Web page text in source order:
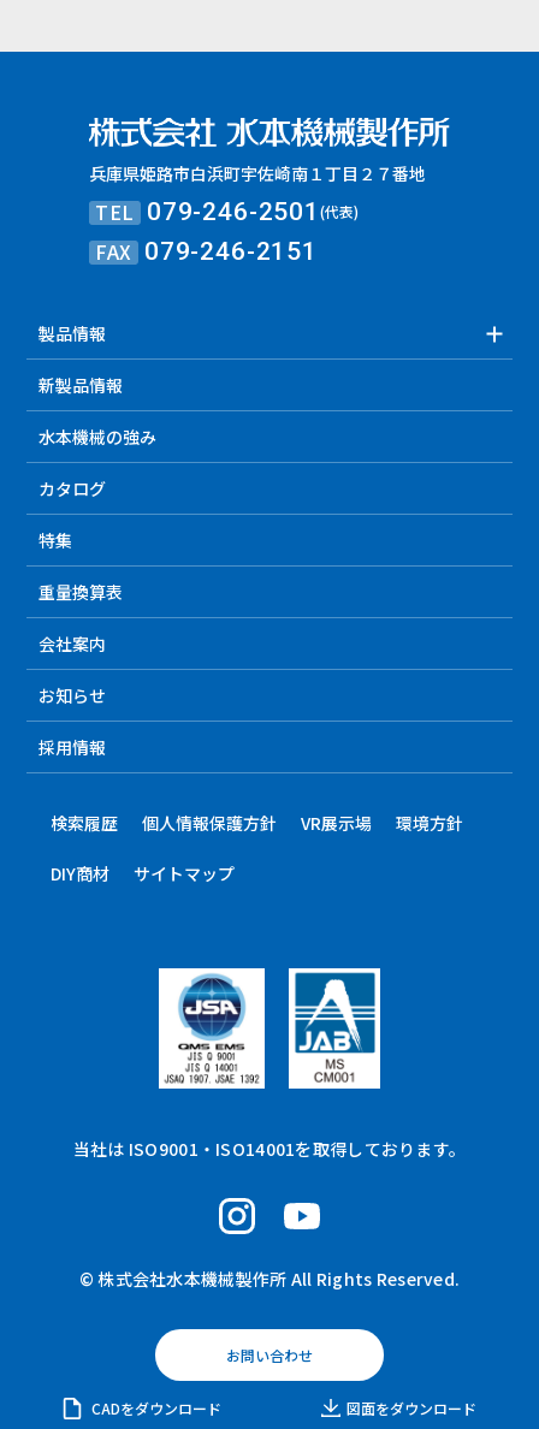
お問い合わせ
CADをダウンロード 図面をダウンロード
兵庫県姫路市白浜町宇佐崎南１丁目２７番地
TEL 079-246-2501(代表)
FAX 079-246-2151
製品情報
新製品情報
水本機械の強み
カタログ
特集
重量換算表
会社案内
お知らせ
採用情報
検索履歴 個人情報保護方針 VR展示場 環境方針
DIY商材 サイトマップ
当社は ISO9001・ISO14001を取得しております。
© 株式会社水本機械製作所 All Rights Reserved.